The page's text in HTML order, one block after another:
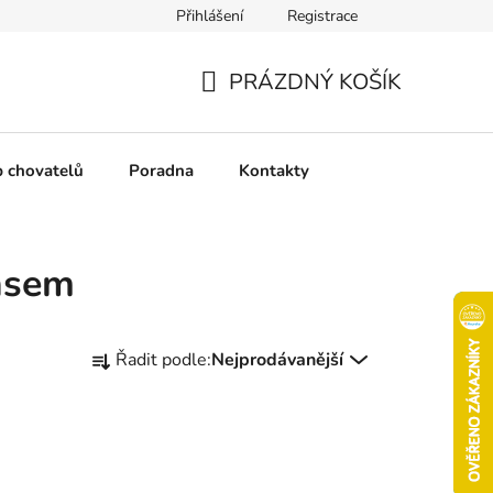
Pravidla soutěží
Přihlášení Registrace
KOŠÍK
PRÁZDNÝ KOŠÍK
chovatelů Poradna Kontakty
a Řadit podle:Nejprodávanější